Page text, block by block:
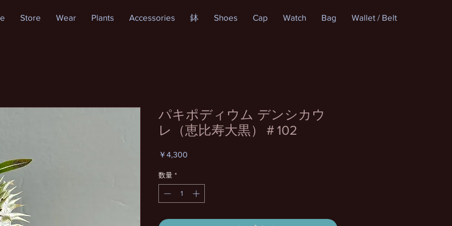
Store Wear Plants Accessories 鉢 Shoes Cap Watch Bag Wallet / Belt
パキポディウム デンシカウ
レ（恵比寿大黒）＃102
￥4,300
数量 *